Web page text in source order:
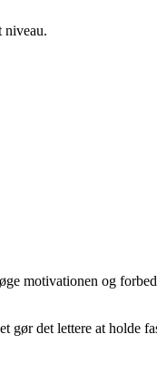
niveau.
motivationen og
gør det lettere at holde